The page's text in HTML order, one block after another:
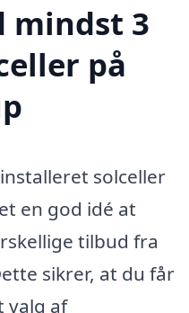
mindst 3
på
solceller
en god idé at
tilbud fra
sikrer, at du får
valg af